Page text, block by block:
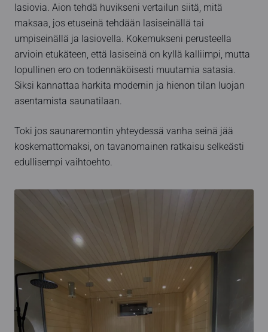
lasiovia. Aion tehdä huvikseni vertailun siitä, mitä
maksaa, jos etuseinä tehdään lasiseinällä tai
umpiseinällä ja lasiovella. Kokemukseni perusteella
arvioin etukäteen, että lasiseinä on kyllä kalliimpi, mutta
lopullinen ero on todennäköisesti muutamia satasia.
Siksi kannattaa harkita modernin ja hienon tilan luojan
asentamista saunatilaan.
Toki jos saunaremontin yhteydessä vanha seinä jää
koskemattomaksi, on tavanomainen ratkaisu selkeästi
edullisempi vaihtoehto.